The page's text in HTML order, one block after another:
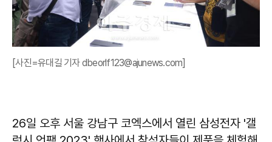
[사진=유대길 기자 dbeorlf123@ajunews.com]
26일 오후 서울 강남구 코엑스에서 열린 삼성전자 '갤